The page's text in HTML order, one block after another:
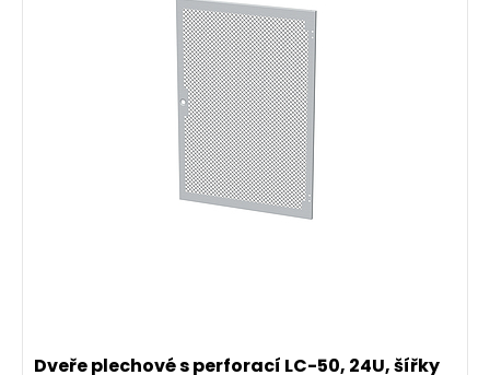
Dveře plechové s perforací LC-50, 24U, šířky